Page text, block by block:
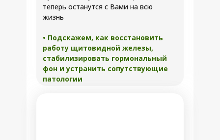
теперь останутся с Вами на всю
жизнь
• Подскажем, как восстановить
работу щитовидной железы,
стабилизировать гормональный
фон и устранить сопутствующие
патологии